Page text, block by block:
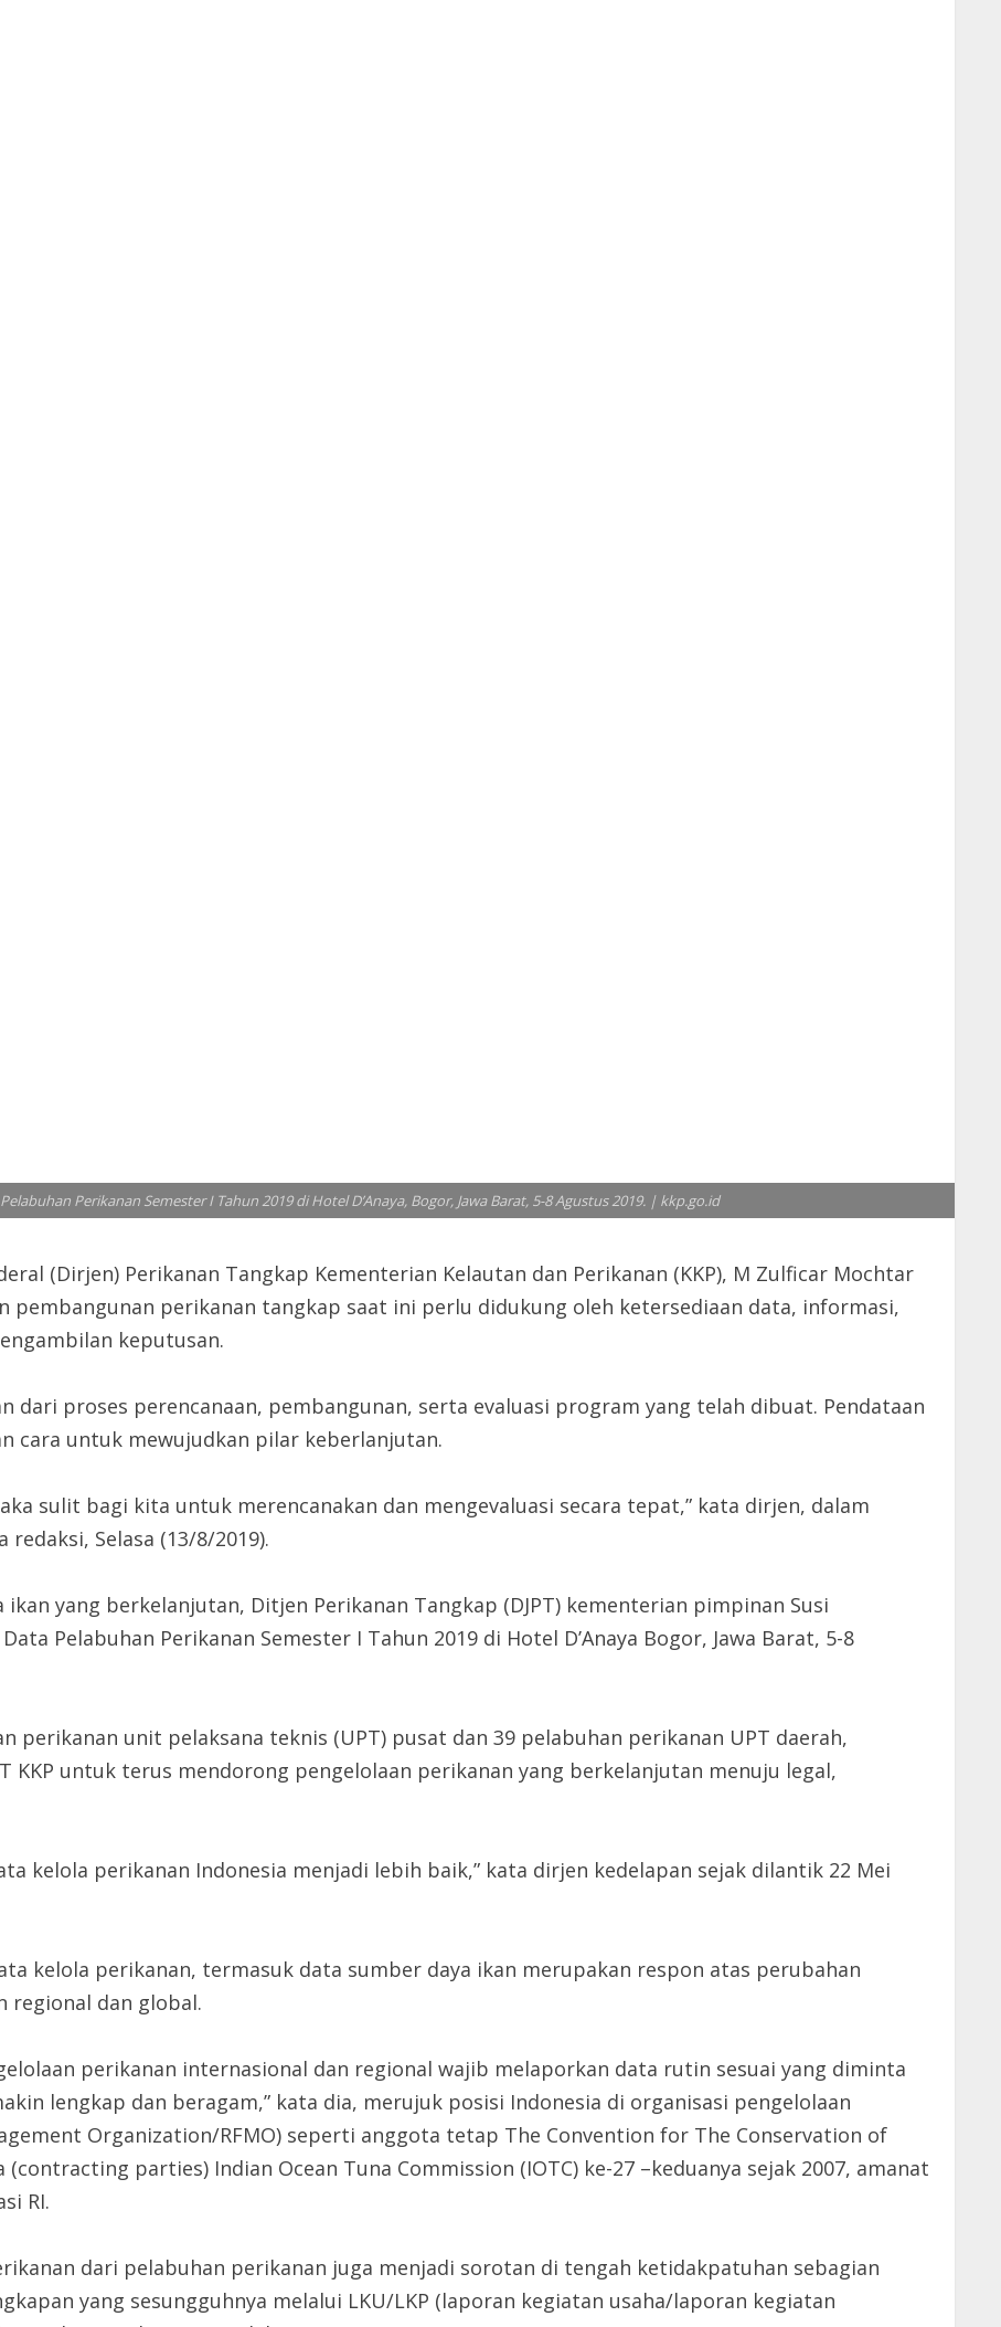
Perikanan Semester I Tahun 2019 di Hotel D’Anaya, Bogor, Jawa Barat, 5-8 Agustus 2019. | kkp.go.id
(Dirjen) Perikanan Tangkap Kementerian Kelautan dan Perikanan (KKP), M Zulficar Mochtar
pembangunan perikanan tangkap saat ini perlu didukung oleh ketersediaan data, informasi,
keputusan.
dari proses perencanaan, pembangunan, serta evaluasi program yang telah dibuat. Pendataan
cara untuk mewujudkan pilar keberlanjutan.
sulit bagi kita untuk merencanakan dan mengevaluasi secara tepat,” kata dirjen, dalam
Selasa (13/8/2019).
yang berkelanjutan, Ditjen Perikanan Tangkap (DJPT) kementerian pimpinan Susi
Pelabuhan Perikanan Semester I Tahun 2019 di Hotel D’Anaya Bogor, Jawa Barat, 5-8
perikanan unit pelaksana teknis (UPT) pusat dan 39 pelabuhan perikanan UPT daerah,
KKP untuk terus mendorong pengelolaan perikanan yang berkelanjutan menuju legal,
kelola perikanan Indonesia menjadi lebih baik,” kata dirjen kedelapan sejak dilantik 22 Mei
kelola perikanan, termasuk data sumber daya ikan merupakan respon atas perubahan
regional dan global.
perikanan internasional dan regional wajib melaporkan data rutin sesuai yang diminta
lengkap dan beragam,” kata dia, merujuk posisi Indonesia di organisasi pengelolaan
Organization/RFMO) seperti anggota tetap The Convention for The Conservation of
parties) Indian Ocean Tuna Commission (IOTC) ke-27 –keduanya sejak 2007, amanat
RI.
dari pelabuhan perikanan juga menjadi sorotan di tengah ketidakpatuhan sebagian
yang sesungguhnya melalui LKU/LKP (laporan kegiatan usaha/laporan kegiatan